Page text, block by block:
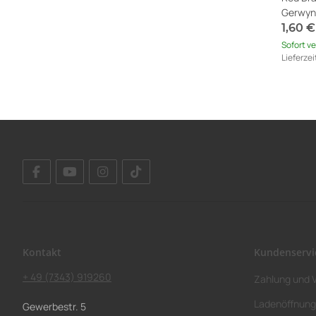
1,60 €
Sofort
Kontakt
+ 49 (7343) 919260
Gewerbestr. 5
Zahlung und